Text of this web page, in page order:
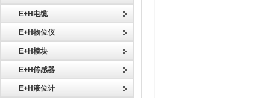
E+H电缆
E+H物位仪
E+H模块
E+H传感器
E+H液位计